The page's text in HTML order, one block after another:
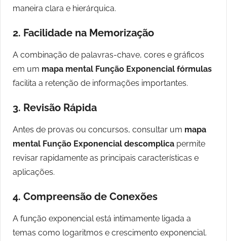
maneira clara e hierárquica.
2. Facilidade na Memorização
A combinação de palavras-chave, cores e gráficos
em um mapa mental Função Exponencial fórmulas
facilita a retenção de informações importantes.
3. Revisão Rápida
Antes de provas ou concursos, consultar um mapa
mental Função Exponencial descomplica permite
revisar rapidamente as principais características e
aplicações.
4. Compreensão de Conexões
A função exponencial está intimamente ligada a
temas como logaritmos e crescimento exponencial.